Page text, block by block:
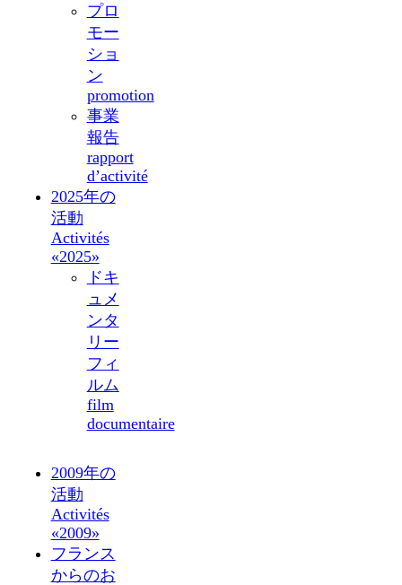
プロ
モー
ショ
ン
promotion
事業
報告
rapport
d’activité
2025年の
活動
Activités
«2025»
ドキ
ュメ
ンタ
リー
フィ
ルム
film
documentaire
2009年の
活動
Activités
«2009»
フランス
からのお